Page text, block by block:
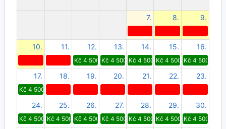
7. 8. 9.
10. 11. 12.
Kč 4 500
13.
Kč 4 500
14.
Kč 4 500
15.
Kč 4 500
16.
Kč 4 500
17.
Kč 4 500
18. 19. 20. 21. 22. 23.
24.
Kč 4 500
25.
Kč 4 500
26.
Kč 4 500
27.
Kč 4 500
28.
Kč 4 500
29.
Kč 4 500
30.
Kč 4 500